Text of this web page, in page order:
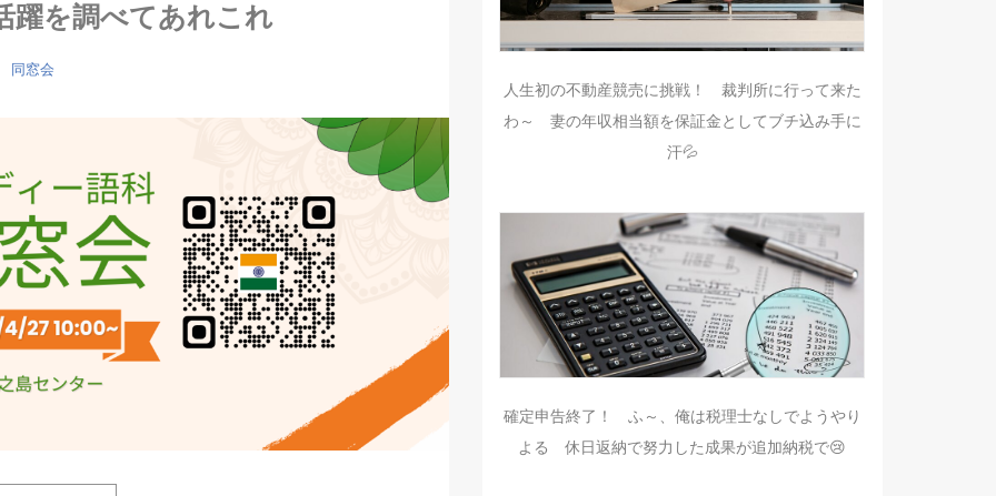
を調べてあれこれ
同窓会
人生初の不動産競売に挑戦！ 裁判所に行って来た
わ～ 妻の年収相当額を保証金としてブチ込み手に
汗💦
確定申告終了！ ふ～、俺は税理士なしでようやり
よる 休日返納で努力した成果が追加納税で😢